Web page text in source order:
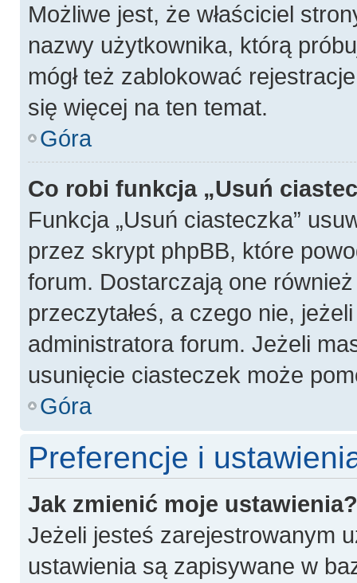
Możliwe jest, że właściciel
nazwy użytkownika, którą
mógł też zablokować
się więcej na ten temat.
Góra
Co robi funkcja „Usuń
Funkcja „Usuń ciasteczka”
przez skrypt phpBB, które
forum. Dostarczają one
przeczytałeś, a czego nie,
administratora forum. Jeżeli
usunięcie ciasteczek może
Góra
Preferencje i
Jak zmienić moje ustawienia?
Jeżeli jesteś zarejestrowanym
ustawienia są zapisywane w